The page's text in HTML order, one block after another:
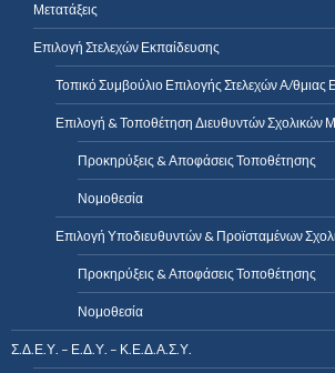
Μετατάξεις
Επιλογή Στελεχών Εκπαίδευσης
Τοπικό Συμβούλιο Επιλογής Στελεχών Α/
Επιλογή & Τοποθέτηση Διευθυντών Σχολικών
Προκηρύξεις & Αποφάσεις Τοποθέτησης
Νομοθεσία
Επιλογή Υποδιευθυντών & Προϊσταμένων
Προκηρύξεις & Αποφάσεις Τοποθέτησης
Νομοθεσία
Σ.Δ.Ε.Υ. – Ε.Δ.Υ. – Κ.Ε.Δ.Α.Σ.Υ.